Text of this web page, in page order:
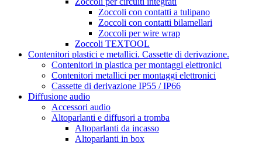
Zoccoli con contatti a tulipano
Zoccoli con contatti bilamellari
Zoccoli per wire wrap
Zoccoli TEXTOOL
Contenitori plastici e metallici. Cassette di derivazione.
Contenitori in plastica per montaggi elettronici
Contenitori metallici per montaggi elettronici
Cassette di derivazione IP55 / IP66
Diffusione audio
Accessori audio
Altoparlanti e diffusori a tromba
Altoparlanti da incasso
Altoparlanti in box